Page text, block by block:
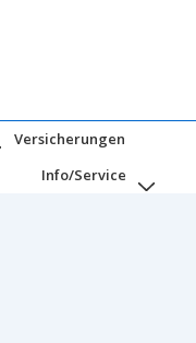
Versicherungen
Info/Service